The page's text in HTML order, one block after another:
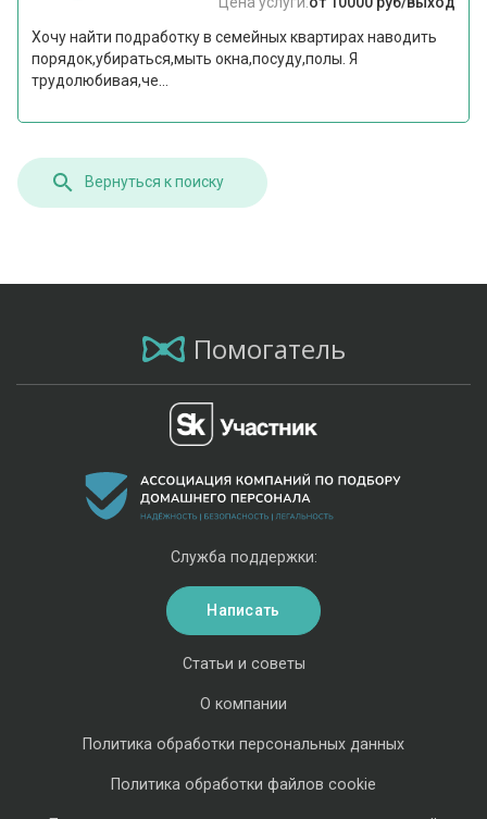
Хочу найти подработку в семейных квартирах наводить
порядок,убираться,мыть окна,посуду,полы. Я
трудолюбивая,че...
Вернуться к поиску
Помогатель
Статьи и советы
О компании
Политика обработки персональных данных
Политика обработки файлов cookie
Служба поддержки:
Написать